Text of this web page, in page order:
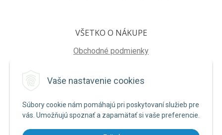
Vaše nastavenie cookies
Súbory cookie nám pomáhajú pri poskytovaní služieb pre
vás. Umožňujú spoznať a zapamätať si vaše preferencie.
VŠETKO O NÁKUPE
Obchodné podmienky
Reklamačné podmienky
NA STIAHNUTIE
Formulár na odstúpenie od zmluvy